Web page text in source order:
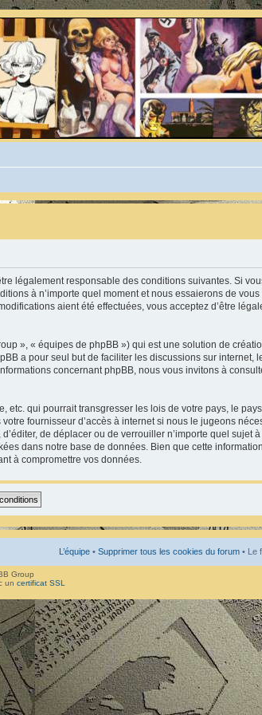
légalement responsable des conditions suivantes. Si
à n’importe quel moment et nous essaierons de
aient été effectuées, vous acceptez d’être
», « équipes de phpBB ») qui est une solution de
a pour seul but de faciliter les discussions sur internet,
concernant phpBB, nous vous invitons à
qui pourrait transgresser les lois de votre pays, le
fournisseur d’accès à internet si nous le jugeons
de déplacer ou de verrouiller n’importe quel sujet
dans notre base de données. Bien que cette
à compromettre vos données.
L’équipe • Supprimer tous les cookies du forum • Le
Group
un certificat SSL